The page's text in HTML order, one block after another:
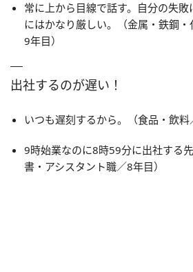
常に上から目線で話す。自分の失
にはかなり厳しい。（金属・鉄鋼
9年目）
出社するのが遅い！
いつも遅刻するから。（食品・飲料
9時始業なのに8時59分に出社する
書・アシスタント職／8年目）